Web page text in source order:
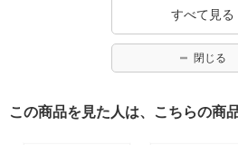
すべて見る
閉じる
この商品を見た人は、こちらの商